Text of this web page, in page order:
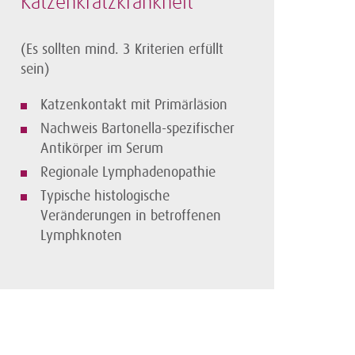
(Es sollten mind. 3 Kriterien erfüllt
sein)
Katzenkontakt mit Primärläsion
Nachweis Bartonella-spezifischer
Antikörper im Serum
Regionale Lymphadenopathie
Typische histologische
Veränderungen in betroffenen
Lymphknoten